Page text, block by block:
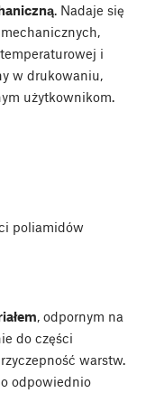
. Nadaje się
i
w drukowaniu,
użytkownikom.
poliamidów
, odpornym na
do części
warstw.
odpowiednio